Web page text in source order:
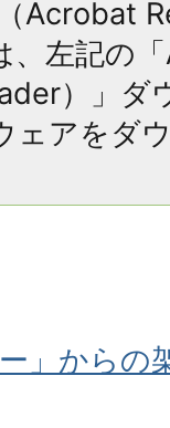
Acrobat
、左記の
）」ダ
ェアをダ
」から